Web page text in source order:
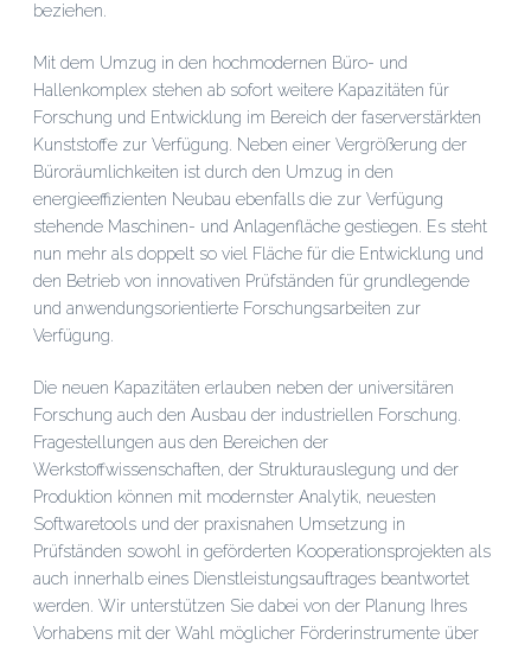
beziehen.
Mit dem Umzug in den hochmodernen Büro- und
Hallenkomplex stehen ab sofort weitere Kapazitäten für
Forschung und Entwicklung im Bereich der faserverstärkten
Kunststoffe zur Verfügung. Neben einer Vergrößerung der
Büroräumlichkeiten ist durch den Umzug in den
energieeffizienten Neubau ebenfalls die zur Verfügung
stehende Maschinen- und Anlagenfläche gestiegen. Es steht
nun mehr als doppelt so viel Fläche für die Entwicklung und
den Betrieb von innovativen Prüfständen für grundlegende
und anwendungsorientierte Forschungsarbeiten zur
Verfügung.
Die neuen Kapazitäten erlauben neben der universitären
Forschung auch den Ausbau der industriellen Forschung.
Fragestellungen aus den Bereichen der
Werkstoffwissenschaften, der Strukturauslegung und der
Produktion können mit modernster Analytik, neuesten
Softwaretools und der praxisnahen Umsetzung in
Prüfständen sowohl in geförderten Kooperationsprojekten als
auch innerhalb eines Dienstleistungsauftrages beantwortet
werden. Wir unterstützen Sie dabei von der Planung Ihres
Vorhabens mit der Wahl möglicher Förderinstrumente über